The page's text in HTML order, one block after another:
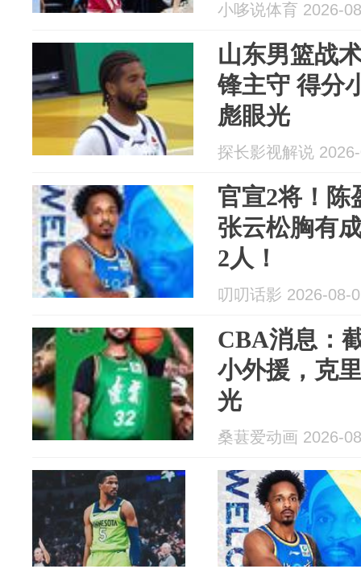
小哆说体育 2026-
山东男篮战
锋主守 得分
彪眼光
探长影视解说
官宣2将！陈
张云松胸有
2人！
叨叨话影 2026-08-
CBA消息：
小外援，克
光
桑葚爱动画 2026-